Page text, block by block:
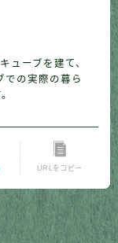
ューブを建て、
での実際の暮ら
URLをコピー